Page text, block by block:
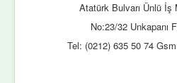
Atatürk Bulvarı Ünlü
No:23/32 Unkapanı
Tel: (0212) 635 50 74